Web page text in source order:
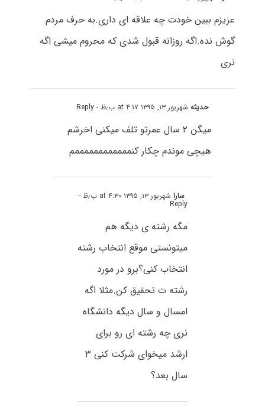
عزیزم ببین خودت چه علاقه ای داری.به حرف مردم
گوش نده.اگه روزانه قبول شدی که محروم میشی اگه
نری
حدیثهشهریور ۱۳, ۱۳۹۵ at ۴:۱۷ ب٫ظ - Reply
میگن ۲ سال عمرتو تلف میکنی اخرشم
هیچی موندم چکار کنممممممممممممم
ساراشهریور ۱۳, ۱۳۹۵ at ۴:۳۰ ب٫ظ -
Reply
مگه رشته ی دیگه هم
میتونستی موقع انتخاب رشته
انتخاب کنی؟برو در مورد
رشته ت تحقیق کن.مثلا اگه
امسال و سال دیگه دانشگاه
نری چه رشته ای رو برای
ارشد میخوای شرکت کنی ۳
سال بعد؟